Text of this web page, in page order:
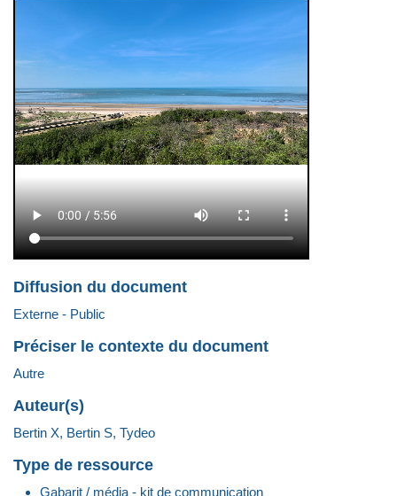
Diffusion du document
Externe - Public
Préciser le contexte du document
Autre
Auteur(s)
Bertin X, Bertin S, Tydeo
Type de ressource
Gabarit / média - kit de communication